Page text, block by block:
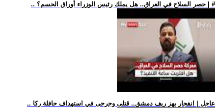
.. حصر السلاح في العراق.. هل يملك رئيس الوزراء أوراق الحسم؟ | #
.. عاجل | انفجار يهز ريف دمشق.. قتلى وجرحى في استهداف حافلة ركا